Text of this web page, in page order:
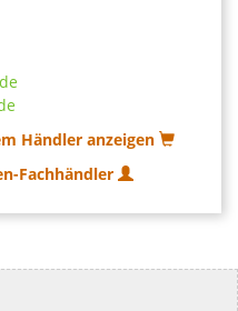
Händler anzeigen
Fachhändler